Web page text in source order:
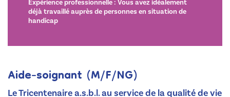
Expérience professionnelle : Vous avez idéalement
déjà travaillé auprès de personnes en situation de
handicap
Aide-soignant (M/F/NG)
Le Tricentenaire a.s.b.l. au service de la qualité de vie